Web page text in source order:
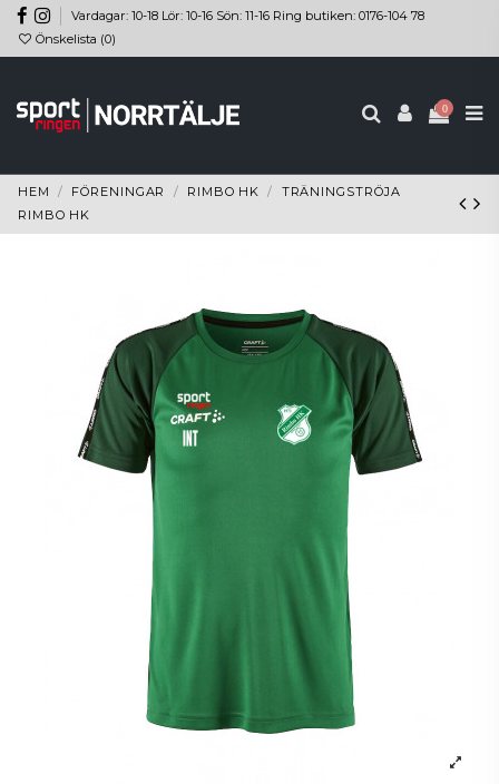
Vardagar: 10-18 Lör: 10-16 Sön: 11-16 Ring butiken: 0176-104 78
Önskelista (0)
0
HEM FÖRENINGAR RIMBO HK
TRÄNINGSTRÖJA
RIMBO HK